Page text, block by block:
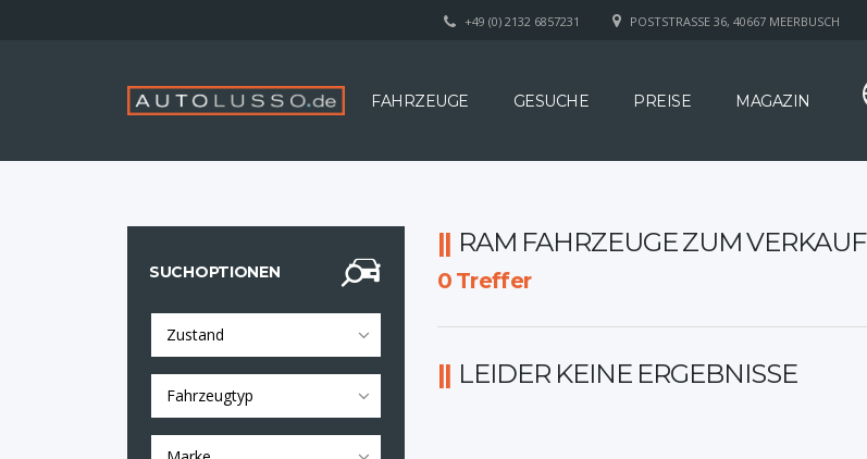
POSTSTRASSE 36, 40667 MEERBUSCH
+49 (0) 2132 6857231
FAHRZEUGE GESUCHE PREISE MAGAZIN
SUCHOPTIONEN
Zustand
Fahrzeugtyp
RAM FAHRZEUGE ZUM VERKAUF
0Treffer
LEIDER KEINE ERGEBNISSE